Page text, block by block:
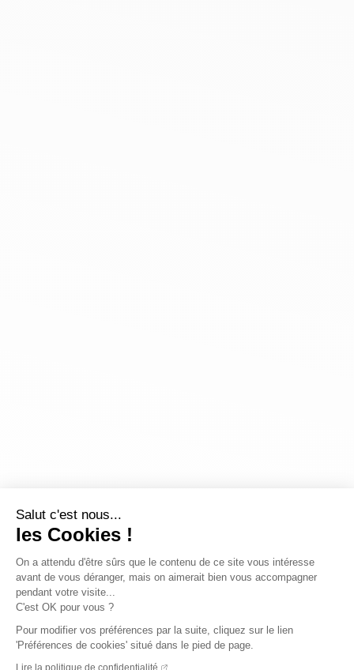
Salut c'est nous...
les Cookies !
On a attendu d'être sûrs que le contenu de ce site vous intéresse
avant de vous déranger, mais on aimerait bien vous accompagner
pendant votre visite...
C'est OK pour vous ?
Pour modifier vos préférences par la suite, cliquez sur le lien
'Préférences de cookies' situé dans le pied de page.
Lire la politique de confidentialité